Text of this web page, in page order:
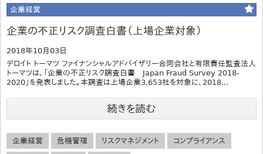
企業経営
企業の不正リスク調査白書（上場企業対象）
2018年10月03日
デロイト トーマツ ファイナンシャルアドバイザリー合同会社と有限責任監査法人
トーマツは、「企業の不正リスク調査白書 Japan Fraud Survey 2018-
2020」を発表しました。本調査は上場企業3,653社を対象に、2018...
続きを読む
企業経営 危機管理 リスクマネジメント コンプライアンス